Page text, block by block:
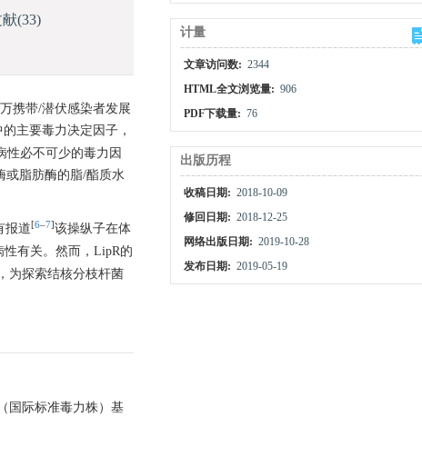
献(33)
携带/潜伏感染者发展
主要毒力决定因子，
性必不可少的毒力因
或脂肪酶的脂/酯质水
报道[6–7]该操纵子在体
有关。然而，LipR的
为探索结核分枝杆菌
国际标准毒力株）基
计量
文章访问数: 2344
HTML全文浏览量: 906
PDF下载量: 76
出版历程
收稿日期: 2018-10-09
修回日期: 2018-12-25
网络出版日期: 2019-10-28
发布日期: 2019-05-19